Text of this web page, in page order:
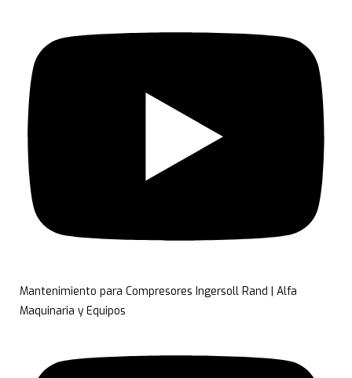
Mantenimiento para Compresores Ingersoll Rand | Alfa
Maquinaria y Equipos